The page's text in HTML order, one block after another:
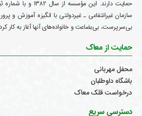
سازمان غیرانتفاعی ـ غیردولتی با انگیزه آموزش و
بی‌سرپرست، بی‌بضاعت و خانواده‌های آنها آغاز به کار
حمایت از معاک
محفل مهربانی
باشگاه داوطلبان
درخواست قلک معاک
دسترسی سریع